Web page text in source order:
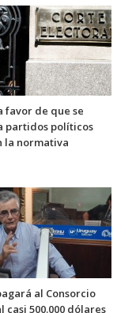
favor de que se
partidos políticos
la normativa
al Consorcio
casi 500.000 dólares